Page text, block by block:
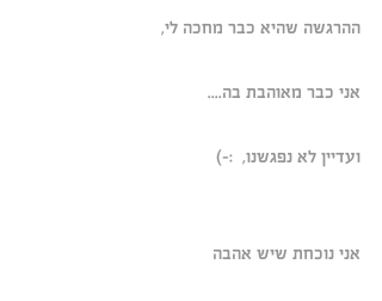
ההרגשה שהיא כבר מחכה לי,
אני כבר מאוהבת בה....
ועדיין לא נפגשנו,  :-)
אני נוכחת שיש אהבה